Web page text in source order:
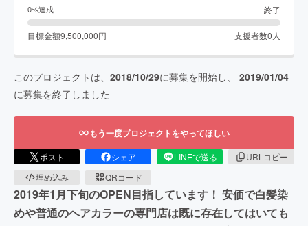
0%達成 終了
目標金額9,500,000円 支援者数0 人
このプロジェクトは、 2018/10/29に募集を開始し、 2019/01/04
に募集を終了しました
もう一度プロジェクトをやってほしい
ポスト シェア LINEで送る
URLコピー
埋め込み
QRコード
2019年1月下旬のOPEN目指しています！ 安価で白髪染
めや普通のヘアカラーの専門店は既に存在してはいても